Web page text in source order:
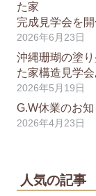
た家
完成見学会を
2026年6月23日
沖縄珊瑚の塗
た家構造見学
2026年5月19日
G.W休業のお
2026年4月23日
人気の記事